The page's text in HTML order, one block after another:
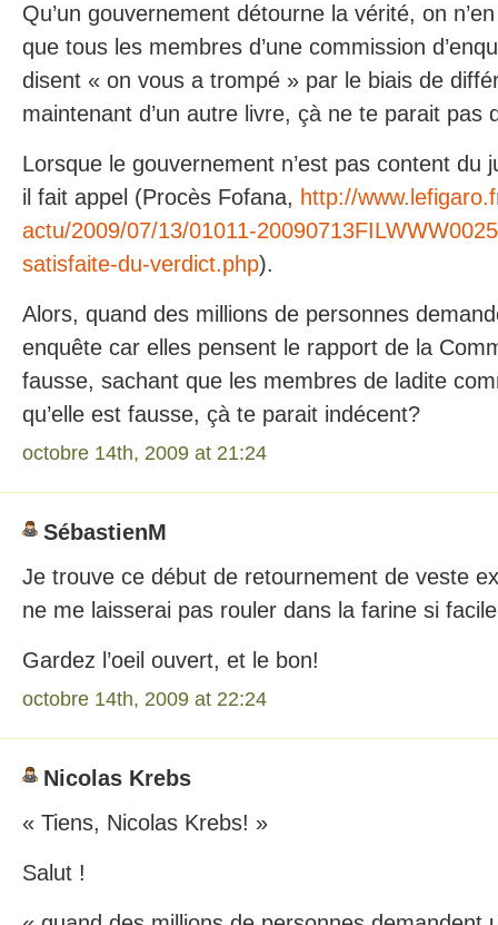
Qu’un gouvernement détourne la vérité, on
que tous les membres d’une commission
disent « on vous a trompé » par le biais de
maintenant d’un autre livre, çà ne te parait pas
Lorsque le gouvernement n’est pas content du
il fait appel (Procès Fofana, http://
actu/2009/07/13/01011-
satisfaite-du-verdict.php).
Alors, quand des millions de personnes
enquête car elles pensent le rapport de la
fausse, sachant que les membres de ladite
qu’elle est fausse, çà te parait indécent?
octobre 14th, 2009 at 21:24
SébastienM
Je trouve ce début de retournement de veste
ne me laisserai pas rouler dans la farine si
Gardez l’oeil ouvert, et le bon!
octobre 14th, 2009 at 22:24
Nicolas Krebs
« Tiens, Nicolas Krebs! »
Salut !